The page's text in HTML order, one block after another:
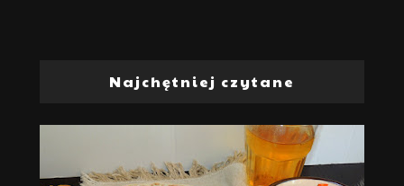
Najchętniej czytane